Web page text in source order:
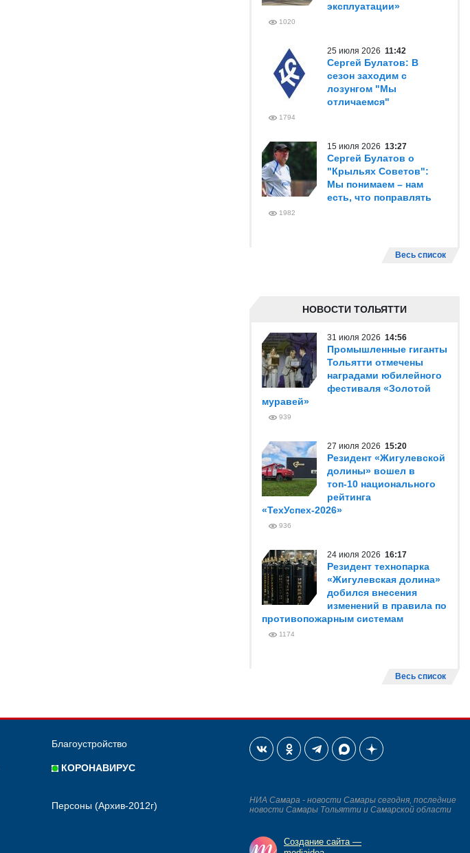
эксплуатации»
1020
25 июля 2026 11:42
Сергей Булатов: В
сезон заходим с
лозунгом "Мы
отличаемся"
1794
15 июля 2026 13:27
Сергей Булатов о
"Крыльях Советов":
Мы понимаем – нам
есть, что поправлять
1982
Весь список
НОВОСТИ ТОЛЬЯТТИ
31 июля 2026 14:56
Промышленные гиганты
Тольятти отмечены
наградами юбилейного
фестиваля «Золотой
муравей»
939
27 июля 2026 15:20
Резидент «Жигулевской
долины» вошел в
топ-10 национального
рейтинга
«ТехУспех-2026»
936
24 июля 2026 16:17
Резидент технопарка
«Жигулевская долина»
добился внесения
изменений в правила по
противопожарным системам
1174
Весь список
Благоустройство
КОРОНАВИРУС
Персоны (Архив-2012г)
НИА Самара - новости Самары сегодня, последние
новости Самары Тольятти и Самарской области
Создание сайта —